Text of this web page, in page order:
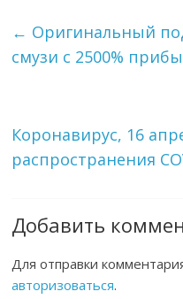
← Оригинальный
смузи с 2500%
Коронавирус, 16
распространения
Добавить
Для отправки
авторизоваться.